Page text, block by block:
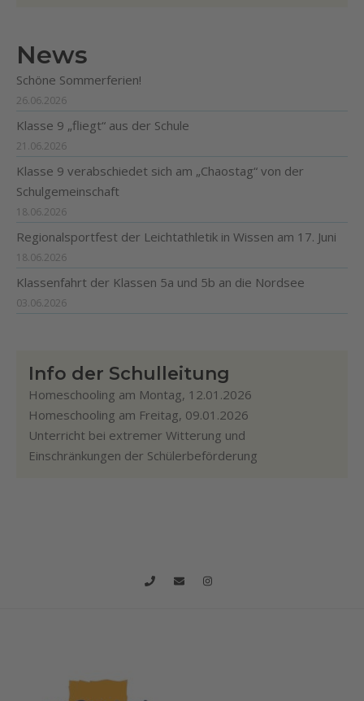
News
Schöne Sommerferien!
26.06.2026
Klasse 9 „fliegt“ aus der Schule
21.06.2026
Klasse 9 verabschiedet sich am „Chaostag“ von der
Schulgemeinschaft
18.06.2026
Regionalsportfest der Leichtathletik in Wissen am 17. Juni
18.06.2026
Klassenfahrt der Klassen 5a und 5b an die Nordsee
03.06.2026
Info der Schulleitung
Homeschooling am Montag, 12.01.2026
Homeschooling am Freitag, 09.01.2026
Unterricht bei extremer Witterung und
Einschränkungen der Schülerbeförderung